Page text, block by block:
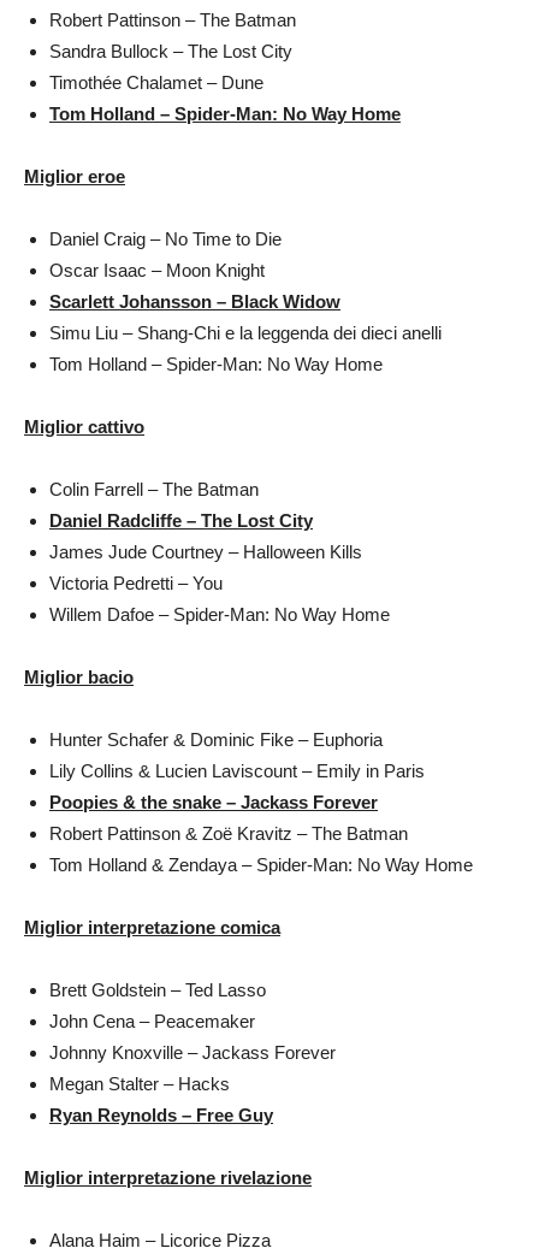
Robert Pattinson – The Batman
Sandra Bullock – The Lost City
Timothée Chalamet – Dune
Tom Holland – Spider-Man: No Way Home
Miglior eroe
Daniel Craig – No Time to Die
Oscar Isaac – Moon Knight
Scarlett Johansson – Black Widow
Simu Liu – Shang-Chi e la leggenda dei dieci anelli
Tom Holland – Spider-Man: No Way Home
Miglior cattivo
Colin Farrell – The Batman
Daniel Radcliffe – The Lost City
James Jude Courtney – Halloween Kills
Victoria Pedretti – You
Willem Dafoe – Spider-Man: No Way Home
Miglior bacio
Hunter Schafer & Dominic Fike – Euphoria
Lily Collins & Lucien Laviscount – Emily in Paris
Poopies & the snake – Jackass Forever
Robert Pattinson & Zoë Kravitz – The Batman
Tom Holland & Zendaya – Spider-Man: No Way Home
Miglior interpretazione comica
Brett Goldstein – Ted Lasso
John Cena – Peacemaker
Johnny Knoxville – Jackass Forever
Megan Stalter – Hacks
Ryan Reynolds – Free Guy
Miglior interpretazione rivelazione
Alana Haim – Licorice Pizza